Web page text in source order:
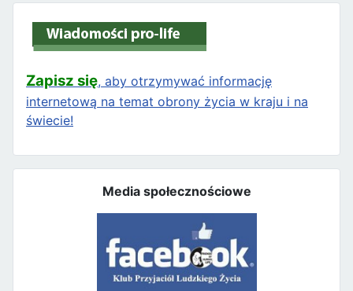
Zapisz się, aby otrzymywać informację
internetową na temat obrony życia w kraju i na
świecie!
Media społecznościowe